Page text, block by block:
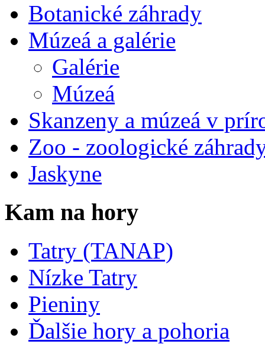
Botanické záhrady
Múzeá a galérie
Galérie
Múzeá
Skanzeny a múzeá v
Zoo - zoologické
Jaskyne
Kam na hory
Tatry (TANAP)
Nízke Tatry
Pieniny
Ďalšie hory a pohoria